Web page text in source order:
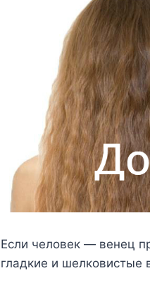
Если человек — венец
гладкие и шелковистые